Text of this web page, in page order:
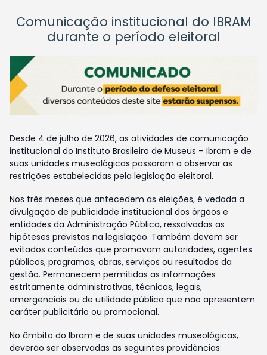
Comunicação institucional do IBRAM
durante o período eleitoral
Desde 4 de julho de 2026, as atividades de comunicação
institucional do Instituto Brasileiro de Museus – Ibram e de
suas unidades museológicas passaram a observar as
restrições estabelecidas pela legislação eleitoral.
Nos três meses que antecedem as eleições, é vedada a
divulgação de publicidade institucional dos órgãos e
entidades da Administração Pública, ressalvadas as
hipóteses previstas na legislação. Também devem ser
evitados conteúdos que promovam autoridades, agentes
públicos, programas, obras, serviços ou resultados da
gestão. Permanecem permitidas as informações
estritamente administrativas, técnicas, legais,
emergenciais ou de utilidade pública que não apresentem
caráter publicitário ou promocional.
No âmbito do Ibram e de suas unidades museológicas,
deverão ser observadas as seguintes providências: